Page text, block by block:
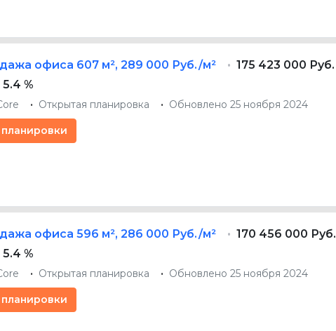
офиса 607 м²,289 000 Руб./м²
175 423 000 Руб.
%
Открытая планировка Обновлено 25 ноября 2024
офиса596 м²,286 000 Руб./м²
170 456 000 Руб.
%
Открытая планировка Обновлено 25 ноября 2024